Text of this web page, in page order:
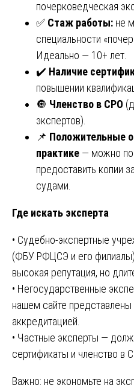
почерковедческая
✅ Стаж работы: не
специальности
Идеально — 10+ лет.
✔️ Наличие
повышении
🔘 Членство в СРО
экспертов).
📌 Положительные
практике — можно
предоставить копии
судами.
Где искать эксперта
• Судебно-экспертные
(ФБУ РФЦСЭ и его
высокая репутация, но
• Негосударственные
нашем сайте
аккредитацией.
• Частные эксперты —
сертификаты и членство в
Важно: не экономьте на